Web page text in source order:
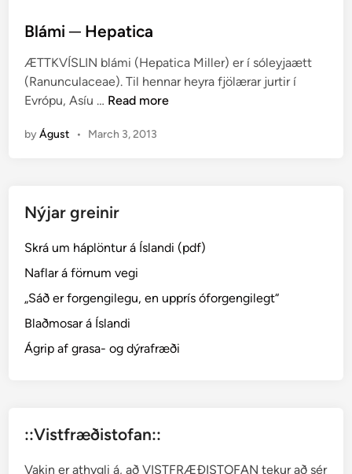
s
e
d
i
Blámi ─ Hepatica
ÆTTKVÍSLIN blámi (Hepatica Miller) er í sóleyjaætt
(Ranunculaceae). Til hennar heyra fjölærar jurtir í
Evrópu, Asíu … B
á
H
p
a
i
c
a
Read more
byÁgust • March 3, 2013
Nýjar greinir
Skrá um háplöntur á Íslandi (pdf)
Naflar á förnum vegi
„Sáð er forgengilegu, en upprís óforgengilegt“
Blaðmosar á Íslandi
Ágrip af grasa- og dýrafræði
::Vistfræðistofan::
Vakin er athygli á, að VISTFRÆÐISTOFAN tekur að sér